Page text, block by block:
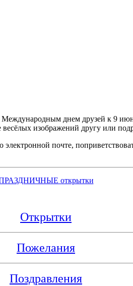
днем друзей к 9
изображений другу или
почте,
открытки
Открытки
Пожелания
Поздравления